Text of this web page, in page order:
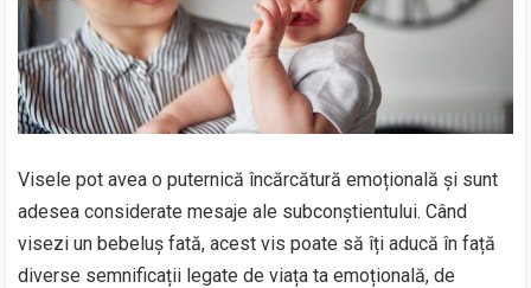
Visele pot avea o puternică încărcătură emoțională și sunt
adesea considerate mesaje ale subconștientului. Când
visezi un bebeluș fată, acest vis poate să îți aducă în față
diverse semnificații legate de viața ta emoțională, de